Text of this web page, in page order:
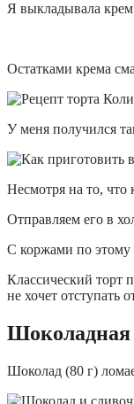
Я выкладывала
Остатками крема
У меня получился
Несмотря на то, что
Отправляем его в
С коржами по этому
Классический торт
не хочет отступать
Шоколадная
Шоколад (80 г)